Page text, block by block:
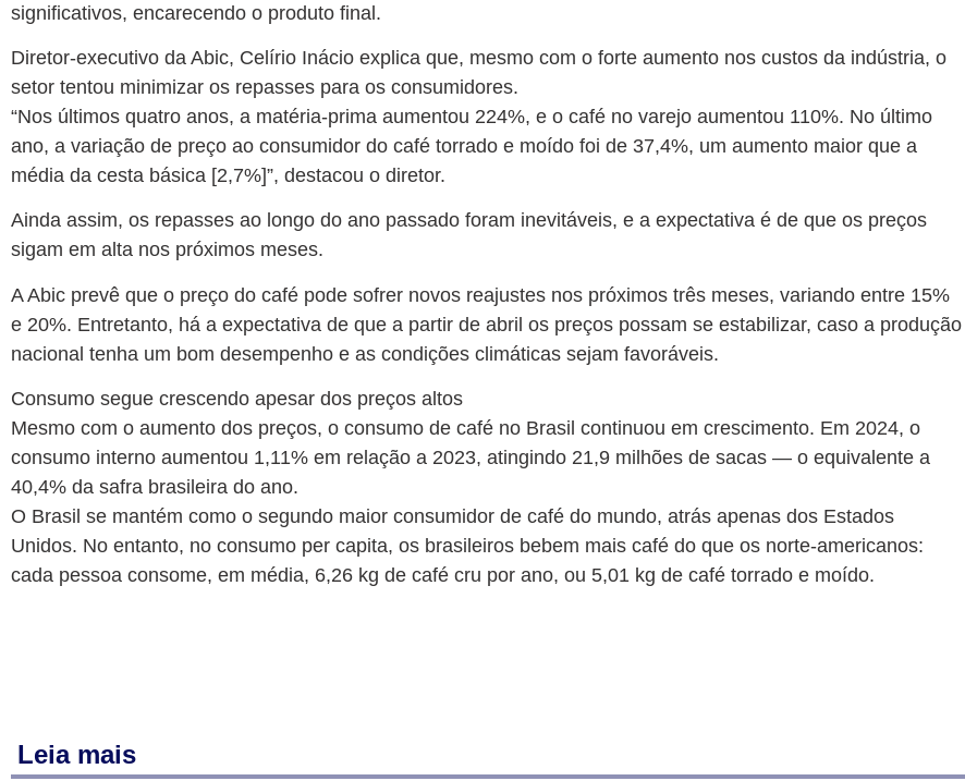
significativos, encarecendo o produto final.
Diretor-executivo da Abic, Celírio Inácio explica que, mesmo com o forte aumento nos custos da indústria, o
setor tentou minimizar os repasses para os consumidores.
“Nos últimos quatro anos, a matéria-prima aumentou 224%, e o café no varejo aumentou 110%. No último
ano, a variação de preço ao consumidor do café torrado e moído foi de 37,4%, um aumento maior que a
média da cesta básica [2,7%]”, destacou o diretor.
Ainda assim, os repasses ao longo do ano passado foram inevitáveis, e a expectativa é de que os preços
sigam em alta nos próximos meses.
A Abic prevê que o preço do café pode sofrer novos reajustes nos próximos três meses, variando entre 15%
e 20%. Entretanto, há a expectativa de que a partir de abril os preços possam se estabilizar, caso a produção
nacional tenha um bom desempenho e as condições climáticas sejam favoráveis.
Consumo segue crescendo apesar dos preços altos
Mesmo com o aumento dos preços, o consumo de café no Brasil continuou em crescimento. Em 2024, o
consumo interno aumentou 1,11% em relação a 2023, atingindo 21,9 milhões de sacas — o equivalente a
40,4% da safra brasileira do ano.
O Brasil se mantém como o segundo maior consumidor de café do mundo, atrás apenas dos Estados
Unidos. No entanto, no consumo per capita, os brasileiros bebem mais café do que os norte-americanos:
cada pessoa consome, em média, 6,26 kg de café cru por ano, ou 5,01 kg de café torrado e moído.
Leia mais